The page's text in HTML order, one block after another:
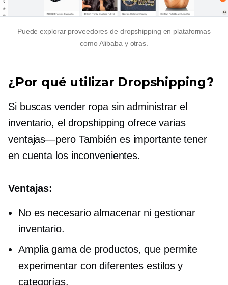
Puede explorar proveedores de dropshipping en plataformas
como Alibaba y otras.
¿Por qué utilizar Dropshipping?
Si buscas vender ropa sin administrar el
inventario, el dropshipping ofrece varias
ventajas—peroTambién es importante tener
en cuenta los inconvenientes.
Ventajas:
No es necesario almacenar ni gestionar
inventario.
Amplia gama de productos, que permite
experimentar con diferentes estilos y
categorías.